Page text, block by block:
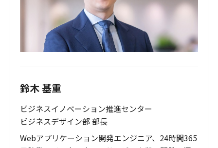
鈴木 基重
ビジネスイノベーション推進センター
ビジネスデザイン部 部長
Webアプリケーション開発エンジニア、24時間365